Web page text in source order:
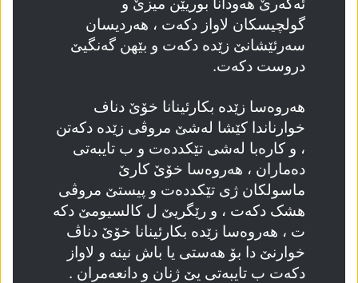
گولچیسکان لاواز دکەت ، ھەردیسان
سەرئێشانێ زێدە دکەت و بێھن گەنگیێ
دروست دکەت.
ھەروەسا زێدە بکارئینانا خۆێ دناف
خوارناندا کێشا لەشێ مروڤی زێدە دکەتن
، و کارەبا لەشی تێکددەت و ب تایبەتی
دەماران ، ھەروەسا خۆێ کارێ
ماسولکان ژی تێکددەت و پیستێ مروڤی
ھشک دکەت ، و رێگریێ ل کالسیومێ دکە
ت ، ھەروەسا زێدە بکارئینانا خۆێ دناڤ
خوارنێ دا بۆ ھەستی یا باش نینە و لاواز
دکەت ب تایبەتی یێ ژنان و دانعەمران .